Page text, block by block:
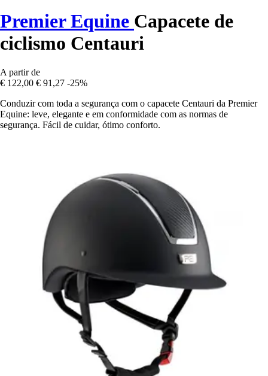
Premier Equine Capacete de
ciclismo Centauri
A partir de
€ 122,00 € 91,27 -25%
Conduzir com toda a segurança com o capacete Centauri da Premier
Equine: leve, elegante e em conformidade com as normas de
segurança. Fácil de cuidar, ótimo conforto.